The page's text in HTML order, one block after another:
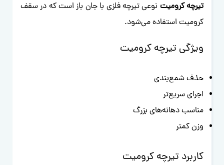
تیرچه کرومیت نوعی تیرچه فلزی با جان باز است که در سقف
کرومیت استفاده می‌شود.
ویژگی تیرچه کرومیت
حذف شمع‌بندی
اجرای سریع‌تر
مناسب دهانه‌های بزرگ
وزن کمتر
کاربرد تیرچه کرومیت